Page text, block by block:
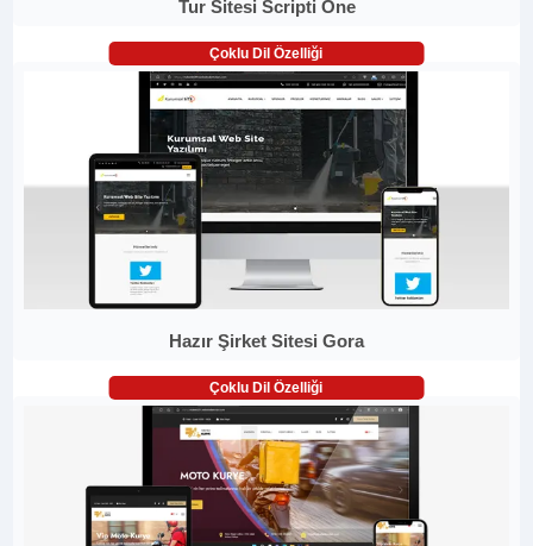
Tur Sitesi Scripti One
Çoklu Dil Özelliği
Hazır Şirket Sitesi Gora
Çoklu Dil Özelliği